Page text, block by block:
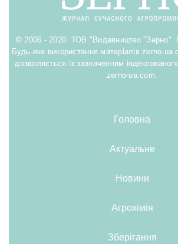
© 2006 - 2020. ТОВ "Видавництво "Зерно".
Будь-яке використання матеріалів zerno-
дозволяється із зазначенням
zerno-ua.com.
Головна
Актуальне
Новини
Агрохімія
Зберігання